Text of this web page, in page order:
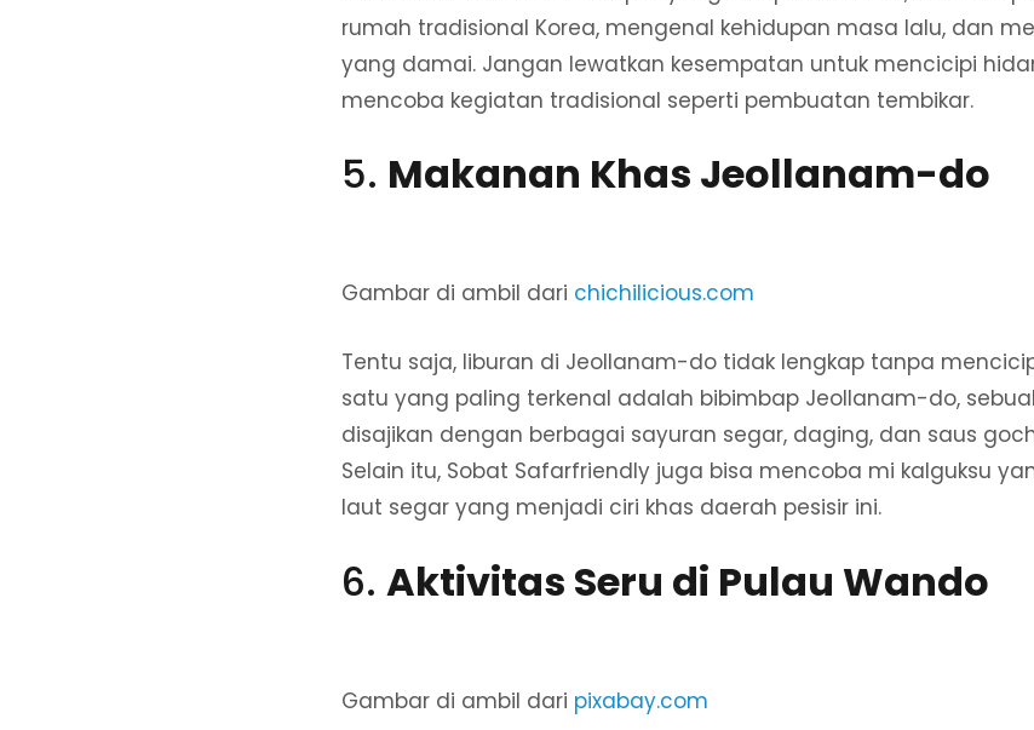
rumah tradisional Korea, mengenal kehidupan masa lalu, dan
yang damai. Jangan lewatkan kesempatan untuk mencicipi
mencoba kegiatan tradisional seperti pembuatan tembikar.
5. Makanan Khas Jeollanam-do
Gambar di ambil dari chichilicious.com
Tentu saja, liburan di Jeollanam-do tidak lengkap tanpa
satu yang paling terkenal adalah bibimbap Jeollanam-do,
disajikan dengan berbagai sayuran segar, daging, dan saus
Selain itu, Sobat Safarfriendly juga bisa mencoba mi kalguksu
laut segar yang menjadi ciri khas daerah pesisir ini.
6. Aktivitas Seru di Pulau Wando
Gambar di ambil dari pixabay.com